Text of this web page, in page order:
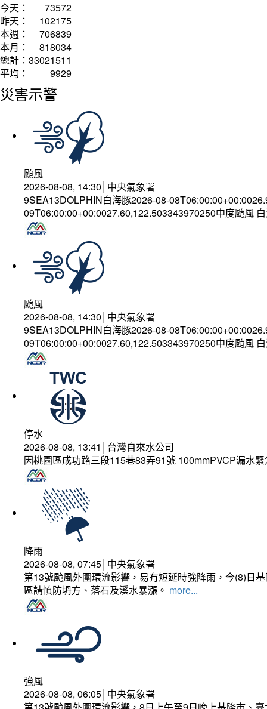
今天：
73572
昨天：
102175
本週：
706839
本月：
818034
總計： 33021511
平均：
9929
災害示警
颱風
2026-08-08, 14:30│中央氣象署
9SEA13DOLPHIN白海豚2026-08-
09T06:00:00+00:0027.60,122.503343970250中度颱風
颱風
2026-08-08, 14:30│中央氣象署
9SEA13DOLPHIN白海豚2026-08-
09T06:00:00+00:0027.60,122.503343970250中度颱風
停水
2026-08-08, 13:41│台灣自來水公司
因桃園區成功路三段115巷83弄91號 100mmPVCP漏水
降雨
2026-08-08, 07:45│中央氣象署
第13號颱風外圍環流影響，易有短延時強降雨，今(8)日
區請慎防坍方、落石及溪水暴漲。 more...
強風
2026-08-08, 06:05│中央氣象署